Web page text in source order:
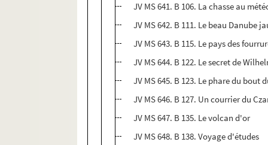
JV MS 641. B 106. La chasse au
JV MS 642. B 111. Le beau Danube
JV MS 643. B 115. Le pays des
JV MS 644. B 122. Le secret de
JV MS 645. B 123. Le phare du bout
JV MS 646. B 127. Un courrier du
JV MS 647. B 135. Le volcan d'or
JV MS 648. B 138. Voyage d'études